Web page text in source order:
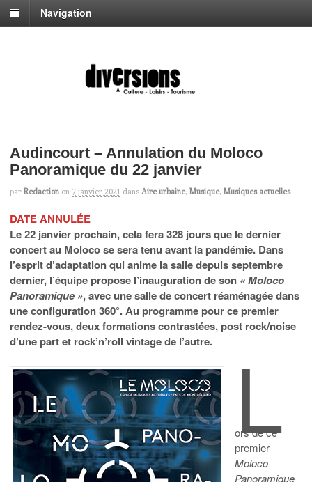
Navigation
Audincourt – Annulation du Moloco
Panoramique du 22 janvier
par Redaction on 7 janvier 2021 dans Aire urbaine, Musique, Musiques actuelles
DATE ANNULÉE
Le 22 janvier prochain, cela fera 328 jours que le dernier
concert au Moloco se sera tenu avant la pandémie. Dans
l’esprit d’adaptation qui anime la salle depuis septembre
dernier, l’équipe propose l’inauguration de son « Moloco
Panoramique », avec une salle de concert réaménagée dans
une configuration 360°. Au programme pour ce premier
rendez-vous, deux formations contrastées, post rock/noise
d’une part et rock’n’roll vintage de l’autre.
L
ors de ce
premier
Moloco
Panoramique